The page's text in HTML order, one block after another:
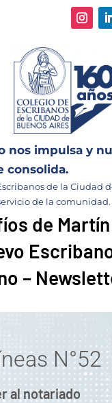
nos impulsa y
consolida.
de la Ciudad
de la comunidad.
de
–
N°52
al notariado